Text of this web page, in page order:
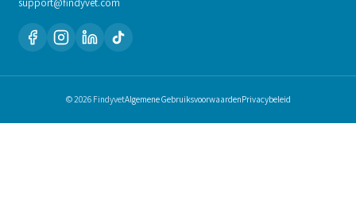
© 2026 FindyvetAlgemene GebruiksvoorwaardenPrivacybeleid